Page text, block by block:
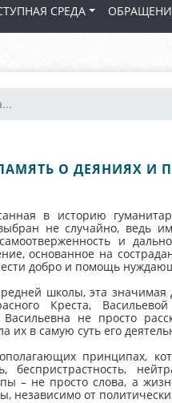
СРЕДА
О ДЕЯНИЯХ И
в историю
не случайно, ведь
и
основанное на
добро и помощь
школы, эта
Креста,
не просто
их в самую суть его
принципах,
беспристрастность,
– не просто слова, а
независимо от